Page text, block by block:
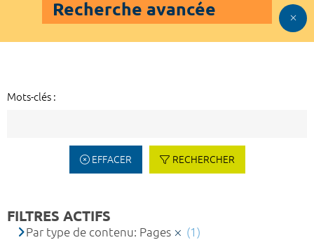
Recherche avancée
Mots-clés :
EFFACER RECHERCHER
FILTRES ACTIFS
Par type de contenu: Pages
(1)